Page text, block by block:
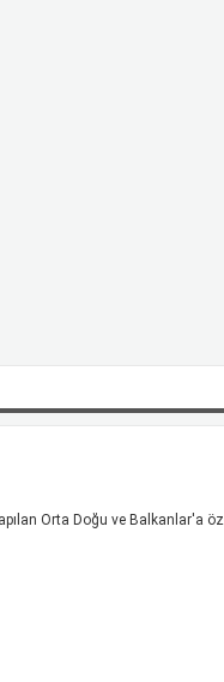
Orta Doğu ve Balkanlar'a